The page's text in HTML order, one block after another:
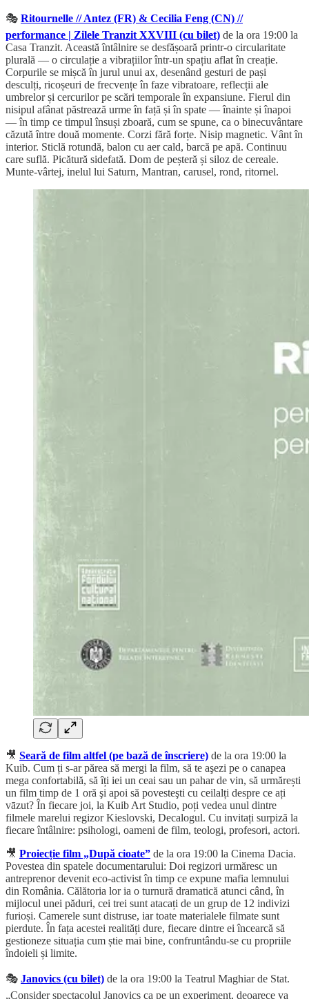
🎭 Ritournelle // Antez (FR) & Cecilia Feng (CN) //
performance | Zilele Tranzit XXVIII (cu bilet) de la ora 19:00 la
Casa Tranzit. Această întâlnire se desfășoară printr-o circularitate
plurală — o circulație a vibrațiilor într-un spațiu aflat în creație.
Corpurile se mișcă în jurul unui ax, desenând gesturi de pași
desculți, ricoșeuri de frecvențe în faze vibratoare, reflecții ale
umbrelor și cercurilor pe scări temporale în expansiune. Fierul din
nisipul afânat păstrează urme în față și în spate — înainte și înapoi
— în timp ce timpul însuși zboară, cum se spune, ca o binecuvântare
căzută între două momente. Corzi fără forțe. Nisip magnetic. Vânt în
interior. Sticlă rotundă, balon cu aer cald, barcă pe apă. Continuu
care suflă. Picătură sidefată. Dom de peșteră și siloz de cereale.
Munte-vârtej, inelul lui Saturn, Mantran, carusel, rond, ritornel.
🎥 Seară de film altfel (pe bază de înscriere) de la ora 19:00 la
Kuib. Cum ți s-ar părea să mergi la film, să te aşezi pe o canapea
mega confortabilă, să îți iei un ceai sau un pahar de vin, să urmărești
un film timp de 1 oră şi apoi să povesteşti cu ceilalți despre ce ați
vāzut? În fiecare joi, la Kuib Art Studio, poți vedea unul dintre
filmele marelui regizor Kieslovski, Decalogul. Cu invitați surpiză la
fiecare întâlnire: psihologi, oameni de film, teologi, profesori, actori.
🎥 Proiecție film „După cioate” de la ora 19:00 la Cinema Dacia.
Povestea din spatele documentarului: Doi regizori urmăresc un
antreprenor devenit eco-activist în timp ce expune mafia lemnului
din România. Călătoria lor ia o turnură dramatică atunci când, în
mijlocul unei păduri, cei trei sunt atacați de un grup de 12 indivizi
furioși. Camerele sunt distruse, iar toate materialele filmate sunt
pierdute. În fața acestei realități dure, fiecare dintre ei încearcă să
gestioneze situația cum știe mai bine, confruntându-se cu propriile
îndoieli și limite.
🎭 Janovics (cu bilet) de la ora 19:00 la Teatrul Maghiar de Stat.
„Consider spectacolul Janovics ca pe un experiment, deoarece va